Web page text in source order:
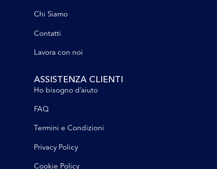
Chi Siamo
Contatti
Lavora con noi
ASSISTENZA CLIENTI
Ho bisogno d’aiuto
FAQ
Termini e Condizioni
Privacy Policy
Cookie Policy